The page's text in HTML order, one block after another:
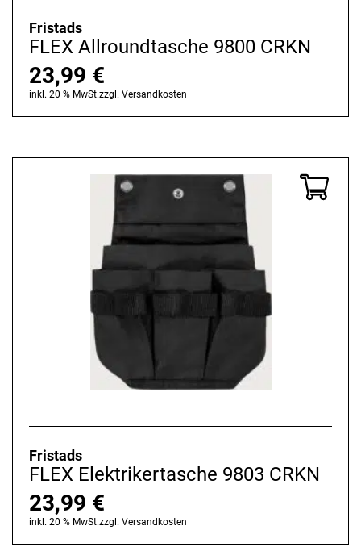
Fristads
FLEX Allroundtasche 9800 CRKN
23,99 €
inkl. 20 % MwSt.zzgl. Versandkosten
Fristads
FLEX Elektrikertasche 9803 CRKN
23,99 €
inkl. 20 % MwSt.zzgl. Versandkosten